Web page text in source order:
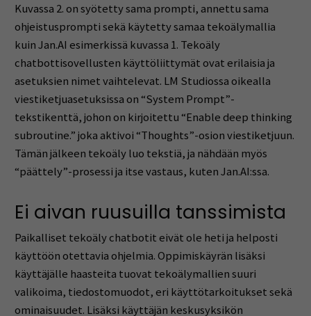
Kuvassa 2. on syötetty sama prompti, annettu sama
ohjeistusprompti sekä käytetty samaa tekoälymallia
kuin Jan.AI esimerkissä kuvassa 1. Tekoäly
chatbottisovellusten käyttöliittymät ovat erilaisia ja
asetuksien nimet vaihtelevat. LM Studiossa oikealla
viestiketjuasetuksissa on “System Prompt”-
tekstikenttä, johon on kirjoitettu “Enable deep thinking
subroutine.” joka aktivoi “Thoughts”-osion viestiketjuun.
Tämän jälkeen tekoäly luo tekstiä, ja nähdään myös
“päättely”-prosessi ja itse vastaus, kuten Jan.AI:ssa.
Ei aivan ruusuilla tanssimista
Paikalliset tekoäly chatbotit eivät ole heti ja helposti
käyttöön otettavia ohjelmia. Oppimiskäyrän lisäksi
käyttäjälle haasteita tuovat tekoälymallien suuri
valikoima, tiedostomuodot, eri käyttötarkoitukset sekä
ominaisuudet. Lisäksi käyttäjän keskusyksikön